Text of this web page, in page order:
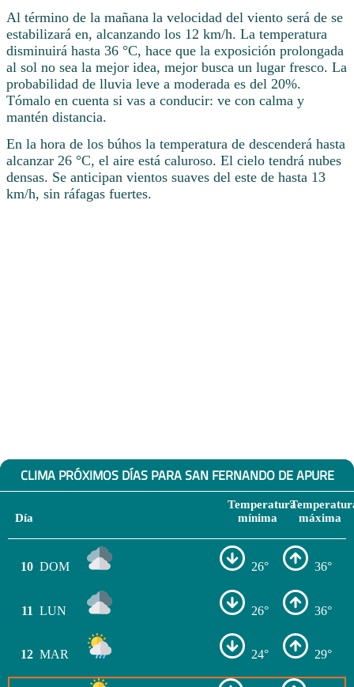
Al término de la mañana la velocidad del viento será de se
estabilizará en, alcanzando los 12 km/h. La temperatura
disminuirá hasta 36 °C, hace que la exposición prolongada
al sol no sea la mejor idea, mejor busca un lugar fresco. La
probabilidad de lluvia leve a moderada es del 20%.
Tómalo en cuenta si vas a conducir: ve con calma y
mantén distancia.
En la hora de los búhos la temperatura de descenderá hasta
alcanzar 26 °C, el aire está caluroso. El cielo tendrá nubes
densas. Se anticipan vientos suaves del este de hasta 13
km/h, sin ráfagas fuertes.
CLIMA PRÓXIMOS DÍAS PARA SAN FERNANDO DE APURE
Día
Temperatura
mínima
máxima
10 DOM 26° 36°
11 LUN 26° 36°
12 MAR 24° 29°